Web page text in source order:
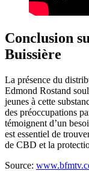
Conclusion
Buissière
La présence du
Edmond Rostand
jeunes à cette
des préoccupations
témoignent d’un
est essentiel de
de CBD et la
Source: